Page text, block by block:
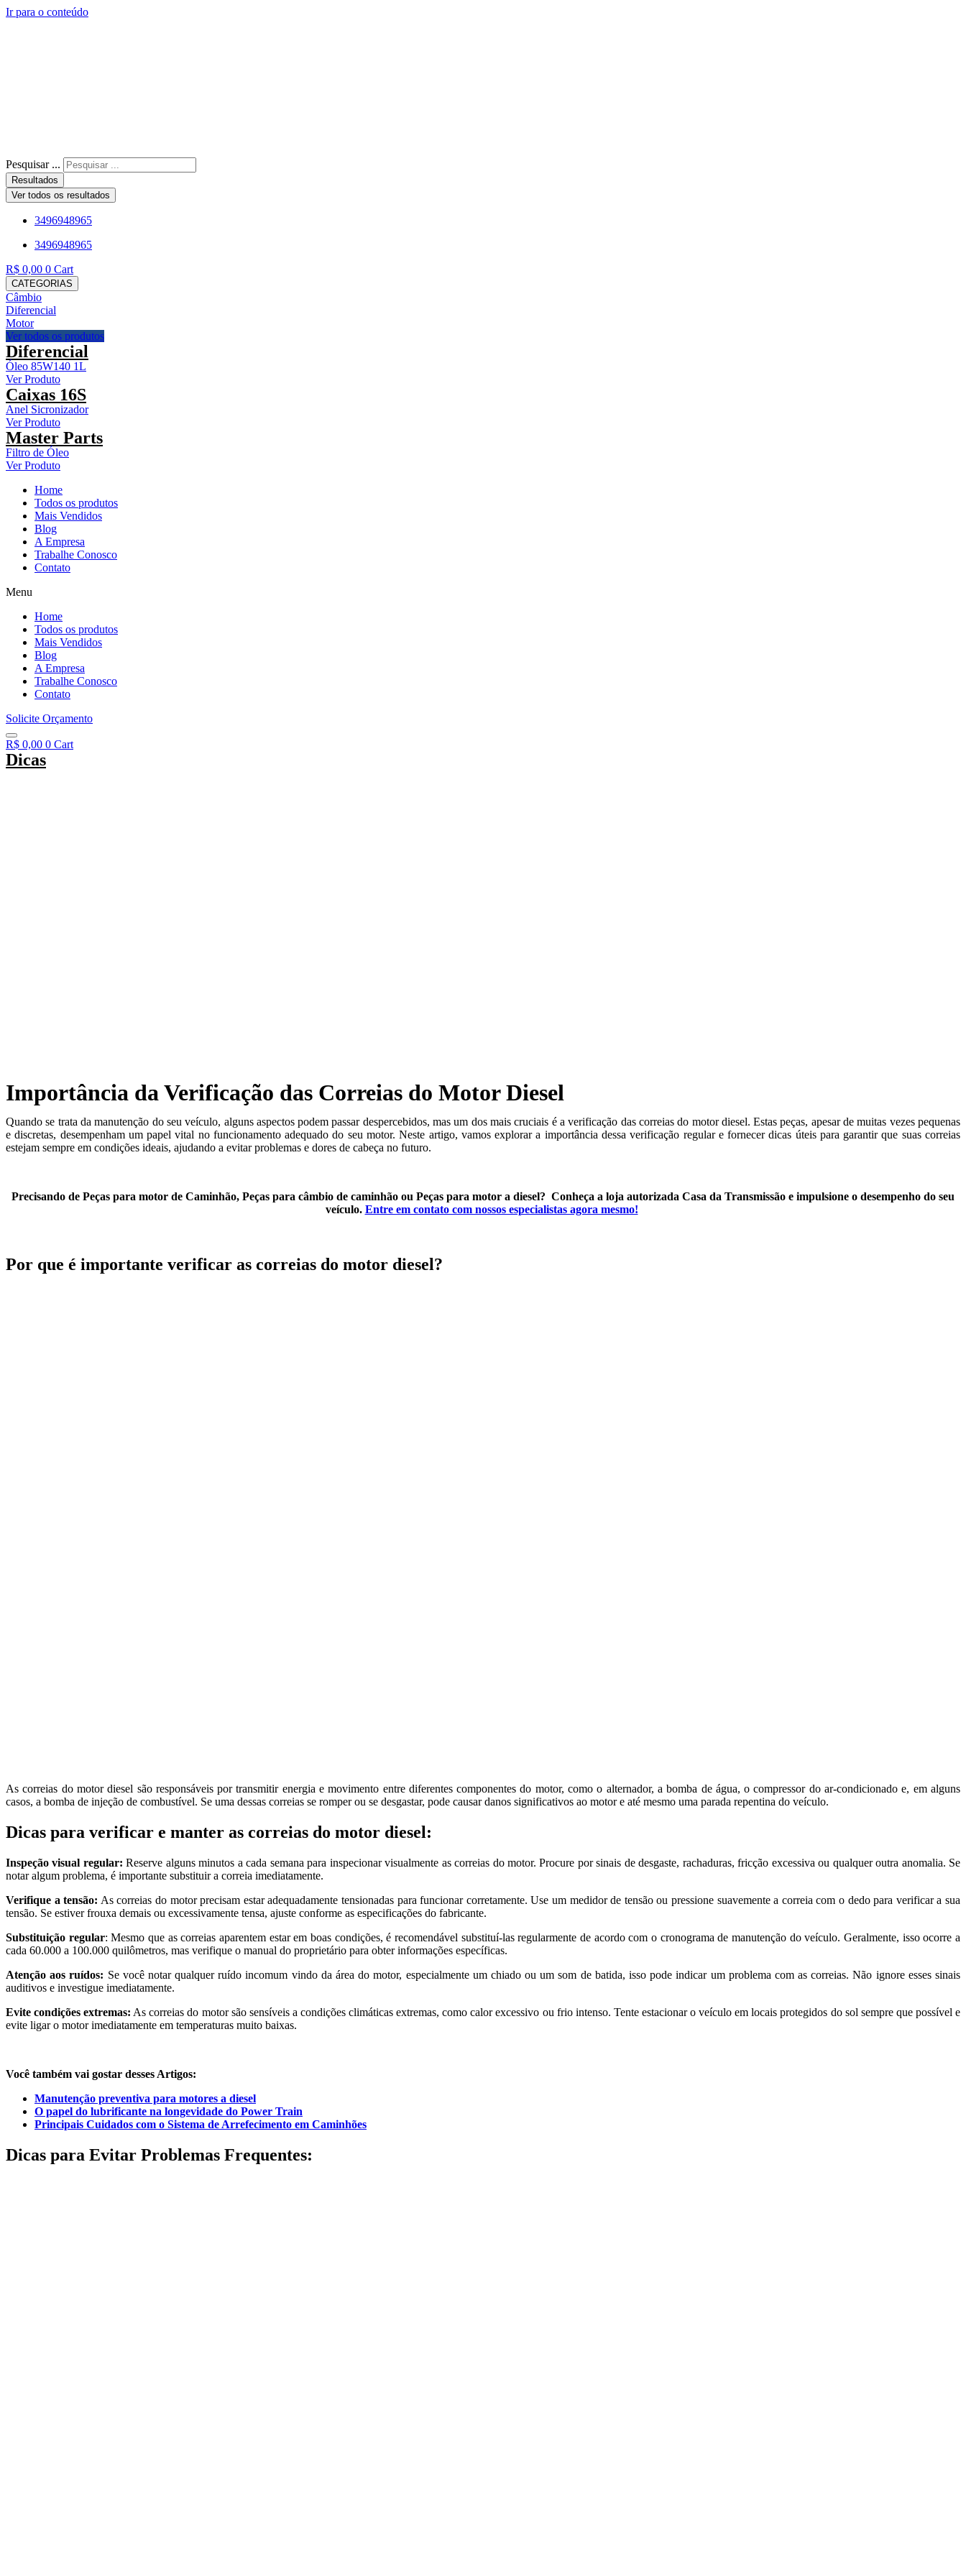
Ir para o conteúdo
Pesquisar ...
Resultados
Ver todos os resultados
3496948965
3496948965
R$ 0,00 0 Cart
CATEGORIAS
Câmbio
Diferencial
Motor
Ver todos os produtos
Diferencial
Óleo 85W140 1L
Ver Produto
Caixas 16S
Anel Sicronizador
Ver Produto
Master Parts
Filtro de Óleo
Ver Produto
Home
Todos os produtos
Mais Vendidos
Blog
A Empresa
Trabalhe Conosco
Contato
Menu
Home
Todos os produtos
Mais Vendidos
Blog
A Empresa
Trabalhe Conosco
Contato
Solicite Orçamento
R$ 0,00 0 Cart
Dicas
Importância da Verificação das Correias do Motor Diesel
Quando se trata da manutenção do seu veículo, alguns aspectos podem passar despercebidos, mas um dos mais cruciais é a verificação das correias do motor diesel. Estas peças, apesar de muitas vezes pequenas
e discretas, desempenham um papel vital no funcionamento adequado do seu motor.Neste artigo, vamos explorar a importância dessa verificação regular e fornecer dicas úteis para garantir que suas correias
estejam sempre em condições ideais, ajudando a evitar problemas e dores de cabeça no futuro.
Precisando de Peças para motor de Caminhão, Peças para câmbio de caminhão ou Peças para motor a diesel? Conheça a loja autorizada Casa da Transmissão e impulsione o desempenho do seu
veículo. Entre em contato com nossos especialistas agora mesmo!
Por que é importante verificar as correias do motor diesel?
As correias do motor diesel são responsáveis por transmitir energia e movimento entre diferentes componentes do motor, como o alternador, a bomba de água, o compressor do ar-condicionado e, em alguns
casos, a bomba de injeção de combustível. Se uma dessas correias se romper ou se desgastar, pode causar danos significativos ao motor e até mesmo uma parada repentina do veículo.
Dicas para verificar e manter as correias do motor diesel:
Inspeção visual regular: Reserve alguns minutos a cada semana para inspecionar visualmente as correias do motor. Procure por sinais de desgaste, rachaduras, fricção excessiva ou qualquer outra anomalia. Se
notar algum problema, é importante substituir a correia imediatamente.
Verifique a tensão: As correias do motor precisam estar adequadamente tensionadas para funcionar corretamente. Use um medidor de tensão ou pressione suavemente a correia com o dedo para verificar a sua
tensão. Se estiver frouxa demais ou excessivamente tensa, ajuste conforme as especificações do fabricante.
Substituição regular: Mesmo que as correias aparentem estar em boas condições, é recomendável substituí-las regularmente de acordo com o cronograma de manutenção do veículo. Geralmente, isso ocorre a
cada 60.000 a 100.000 quilômetros, mas verifique o manual do proprietário para obter informações específicas.
Atenção aos ruídos: Se você notar qualquer ruído incomum vindo da área do motor, especialmente um chiado ou um som de batida, isso pode indicar um problema com as correias. Não ignore esses sinais
auditivos e investigue imediatamente.
Evite condições extremas: As correias do motor são sensíveis a condições climáticas extremas, como calor excessivo ou frio intenso. Tente estacionar o veículo em locais protegidos do sol sempre que possível e
evite ligar o motor imediatamente em temperaturas muito baixas.
Você também vai gostar desses Artigos:
Manutenção preventiva para motores a diesel
O papel do lubrificante na longevidade do Power Train
Principais Cuidados com o Sistema de Arrefecimento em Caminhões
Dicas para Evitar Problemas Frequentes: